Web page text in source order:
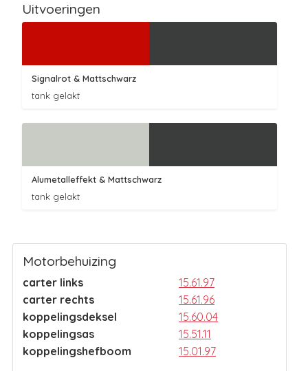
Uitvoeringen
Signalrot & Mattschwarz
tank gelakt
Alumetalleffekt & Mattschwarz
tank gelakt
Motorbehuizing
carter links
15.61.97
carter rechts
15.61.96
koppelingsdeksel
15.60.04
koppelingsas
15.51.11
koppelingshefboom
15.01.97